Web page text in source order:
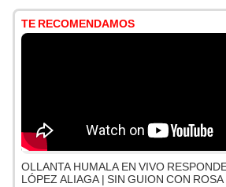
TE RECOMENDAMOS
OLLANTA HUMALA EN VIVO
LÓPEZ ALIAGA | SIN GUION CON